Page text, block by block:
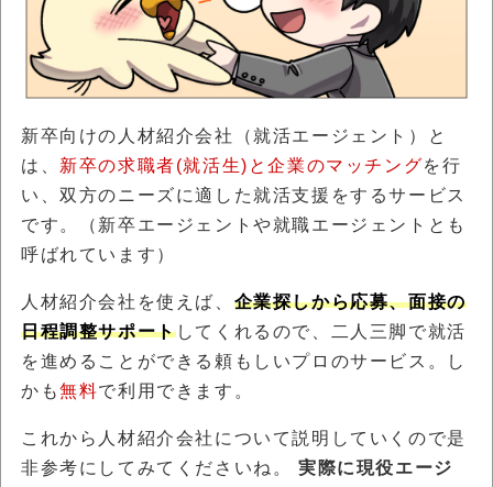
新卒向けの人材紹介会社（就活エージェント）と
は、 新卒の求職者(就活生)と企業のマッチングを行
い、双方のニーズに適した就活支援をするサービス
です。（新卒エージェントや就職エージェントとも
呼ばれています）
人材紹介会社を使えば、 企業探しから応募、面接の
日程調整サポートしてくれるので、二人三脚で就活
を進めることができる頼もしいプロのサービス。し
かも無料で利用できます。
これから人材紹介会社について説明していくので是
非参考にしてみてくださいね。実際に現役エージ